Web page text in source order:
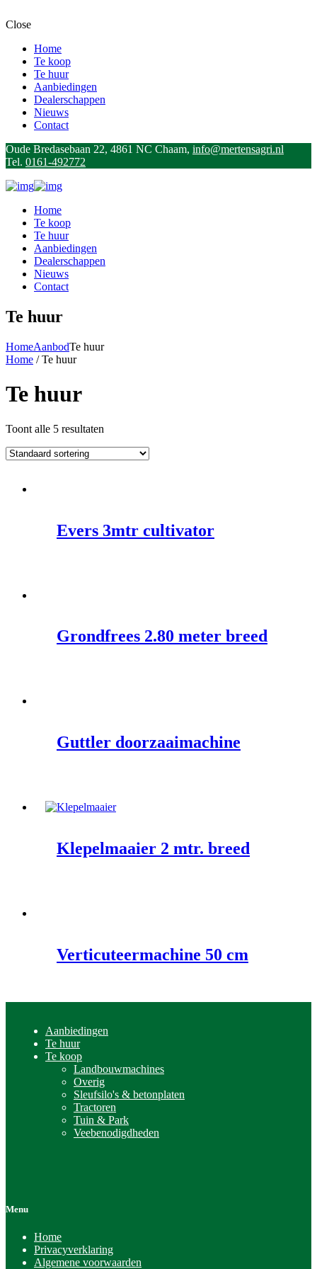
Close
Home
Te koop
Te huur
Aanbiedingen
Dealerschappen
Nieuws
Contact
Oude Bredasebaan 22, 4861 NC Chaam, info@mertensagri.nl
Tel. 0161-492772
Home
Te koop
Te huur
Aanbiedingen
Dealerschappen
Nieuws
Contact
Te huur
HomeAanbodTe huur
Home / Te huur
Te huur
Toont alle 5 resultaten
Evers 3mtr cultivator
Grondfrees 2.80 meter breed
Guttler doorzaaimachine
Klepelmaaier 2 mtr. breed
Verticuteermachine 50 cm
Aanbiedingen
Te huur
Te koop
Landbouwmachines
Overig
Sleufsilo's & betonplaten
Tractoren
Tuin & Park
Veebenodigdheden
Menu
Home
Privacyverklaring
Algemene voorwaarden